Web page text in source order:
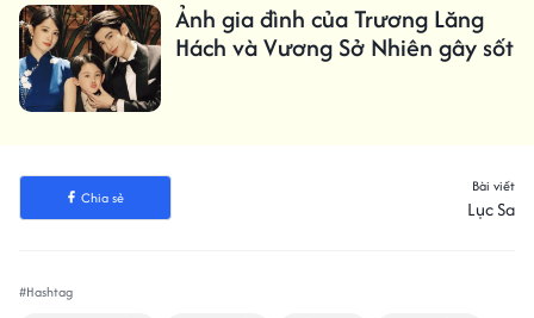
Ảnh gia đình của Trương Lăng
Hách và Vương Sở Nhiên gây sốt
Chia sẻ
Bài viết
Lục Sa
#Hashtag